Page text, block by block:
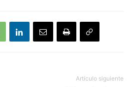
Artículo siguiente